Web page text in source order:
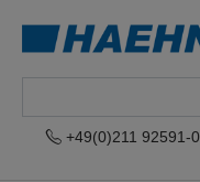
+49(0)211 92591-0